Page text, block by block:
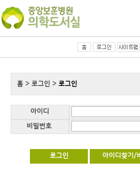
홈 > 로그인 >로그인
아이디
비밀번호